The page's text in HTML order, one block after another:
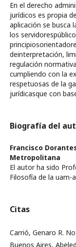
En el derecho
jurídicos es propia
aplicación se busca
los
deinterpretación,
regulación
cumpliendo con la
respetuosas de la
jurídicasque con
Biografía del
Francisco
Metropolitana
El autor ha sido
Filosofía de la uam-
Citas
Carrió, Genaro R.
Buenos Aires,